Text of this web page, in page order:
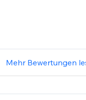
Mehr Bewertungen